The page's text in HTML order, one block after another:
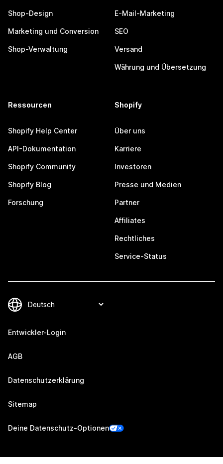
Shop-Design
Marketing und Conversion
Shop-Verwaltung
E-Mail-Marketing
SEO
Versand
Währung und Übersetzung
Ressourcen
Shopify Help Center
API-Dokumentation
Shopify Community
Shopify Blog
Forschung
Shopify
Über uns
Karriere
Investoren
Presse und Medien
Partner
Affiliates
Rechtliches
Service-Status
Entwickler-Login
AGB
Datenschutzerklärung
Sitemap
Deine Datenschutz-Optionen